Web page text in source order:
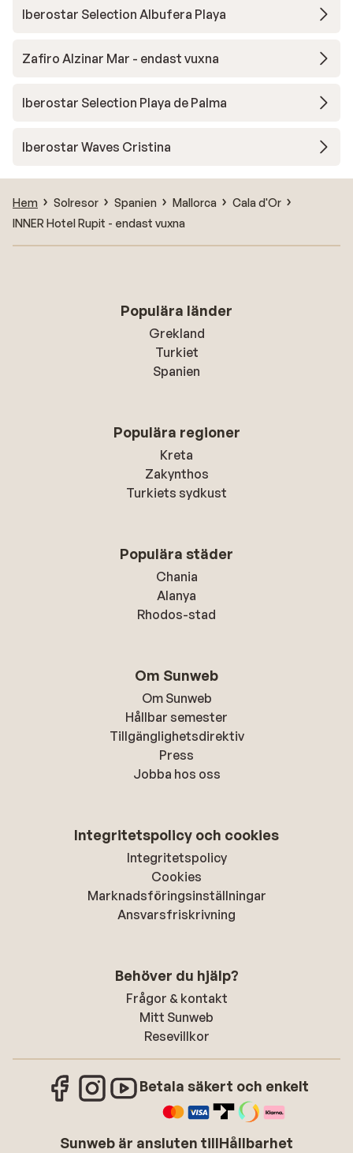
Iberostar Selection Albufera Playa
Zafiro Alzinar Mar - endast vuxna
Iberostar Selection Playa de Palma
Iberostar Waves Cristina
Hem Solresor Spanien Mallorca
Cala d'Or
INNER Hotel Rupit - endast vuxna
Populära länder
Grekland
Turkiet
Spanien
Populära regioner
Kreta
Zakynthos
Turkiets sydkust
Populära städer
Chania
Alanya
Rhodos-stad
Om Sunweb
Om Sunweb
Hållbar semester
Tillgänglighetsdirektiv
Press
Jobba hos oss
Integritetspolicy och cookies
Integritetspolicy
Cookies
Marknadsföringsinställningar
Ansvarsfriskrivning
Behöver du hjälp?
Frågor & kontakt
Mitt Sunweb
Resevillkor
Betala säkert och enkelt
Sunweb är ansluten tillHållbarhet